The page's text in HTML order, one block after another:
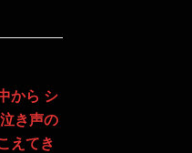
から シ
き声の
えてき